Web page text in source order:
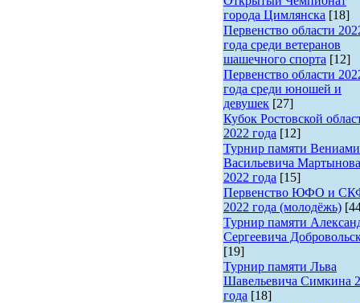
города Цимлянска [18]
Первенство области
года среди ветеранов
шашечного спорта [12]
Первенство области
года среди юношей и
девушек [27]
Кубок Ростовской
2022 года [12]
Турнир памяти
Васильевича Мартынова
2022 года [15]
Первенство ЮФО и
2022 года (молодёжь)
Турнир памяти
Сергеевича
[19]
Турнир памяти Льва
Шавельевича Симкина
года [18]